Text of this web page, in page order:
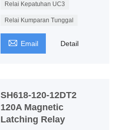
Relai Kepatuhan UC3
Relai Kumparan Tunggal
 Email Detail
SH618-120-12DT2
120A Magnetic
Latching Relay